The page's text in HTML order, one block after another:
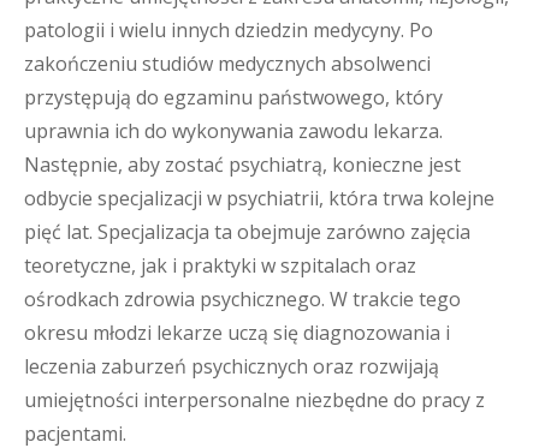
patologii i wielu innych dziedzin medycyny. Po
zakończeniu studiów medycznych absolwenci
przystępują do egzaminu państwowego, który
uprawnia ich do wykonywania zawodu lekarza.
Następnie, aby zostać psychiatrą, konieczne jest
odbycie specjalizacji w psychiatrii, która trwa kolejne
pięć lat. Specjalizacja ta obejmuje zarówno zajęcia
teoretyczne, jak i praktyki w szpitalach oraz
ośrodkach zdrowia psychicznego. W trakcie tego
okresu młodzi lekarze uczą się diagnozowania i
leczenia zaburzeń psychicznych oraz rozwijają
umiejętności interpersonalne niezbędne do pracy z
pacjentami.